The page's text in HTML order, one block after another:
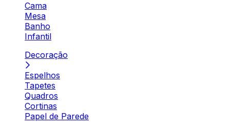
Cama
Mesa
Banho
Infantil
Decoração
Espelhos
Tapetes
Quadros
Cortinas
Papel de Parede